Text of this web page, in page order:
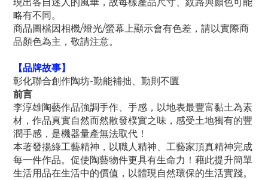
現出各自迷人的風華，故每樣產品尺寸、紋路與顏色可能
略有不同。
商品圖檔因相機/燈光/螢幕上顯示會有色差，請以實際商
品顏色為主，敬請注意。
【品牌故事】
彰化聯合創作陶坊-勤能補拙、勤則不匱
前言
李淳雄陶藝作品強調手作、手感，以地表最豐富黏土為素
材，作品真實自然而然散發樸實之味，感受土地獨有的豐
潤手感，是機器量產無法取代！
本著發揚綠工藝精神，以職人精神、工藝家頂真精神完成
每一件作品。促使陶藝物件更具有生命力！藉此提升簡單
生活用品在生活中的價值，以體現自然環保的生活實踐。